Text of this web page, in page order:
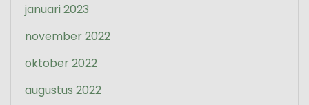
januari 2023
november 2022
oktober 2022
augustus 2022